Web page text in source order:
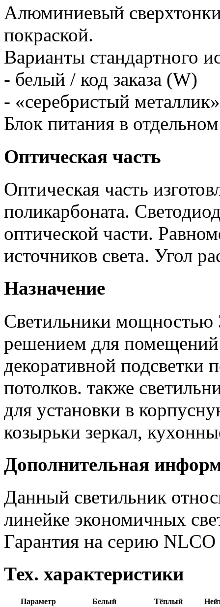
Алюминиевый
покраской.
Варианты стандартного
- белый / код заказа (W)
- «серебристый
Блок питания в
Оптическая часть
Оптическая часть
поликарбоната.
оптической части.
источников света. Угол
Назначение
Светильники мощностью
решением для
декоративной подсветки
потолков. также
для установки в
козырьки зеркал,
Дополнительная
Данный светильник
линейке экономичных
Гарантия на серию
Тех. характеристики
Параметр Белый Тёплый